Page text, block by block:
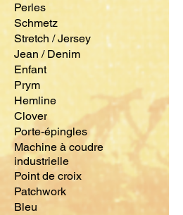
Perles
Schmetz
Stretch / Jersey
Jean / Denim
Enfant
Prym
Hemline
Clover
Porte-épingles
Machine à coudre
industrielle
Point de croix
Patchwork
Bleu